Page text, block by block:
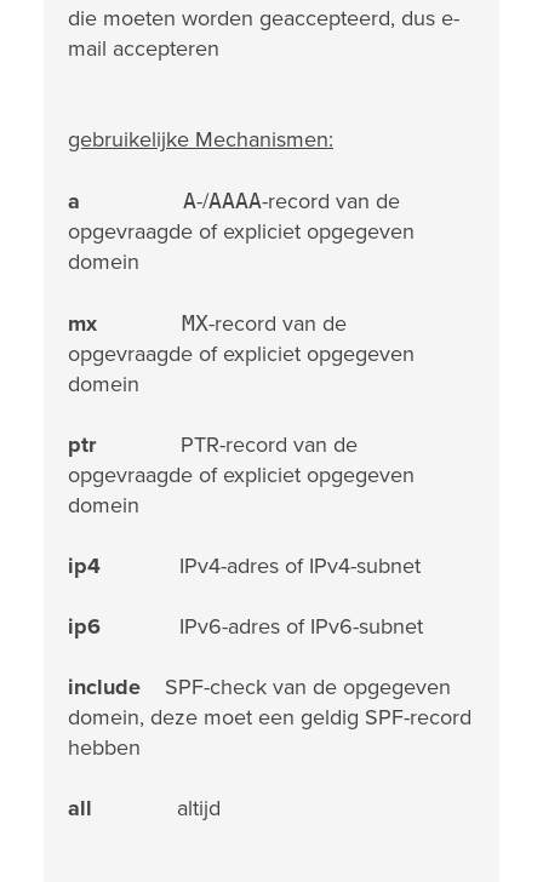
die moeten worden geaccepteerd, dus e-
mail accepteren
gebruikelijke Mechanismen:
a A-/AAAA-record van de
opgevraagde of expliciet opgegeven
domein
mx MX-record van de
opgevraagde of expliciet opgegeven
domein
ptrPTR-record van de
opgevraagde of expliciet opgegeven
domein
ip4 IPv4-adres of IPv4-subnet
ip6 IPv6-adres of IPv6-subnet
include SPF-check van de opgegeven
domein, deze moet een geldig SPF-record
hebben
all altijd